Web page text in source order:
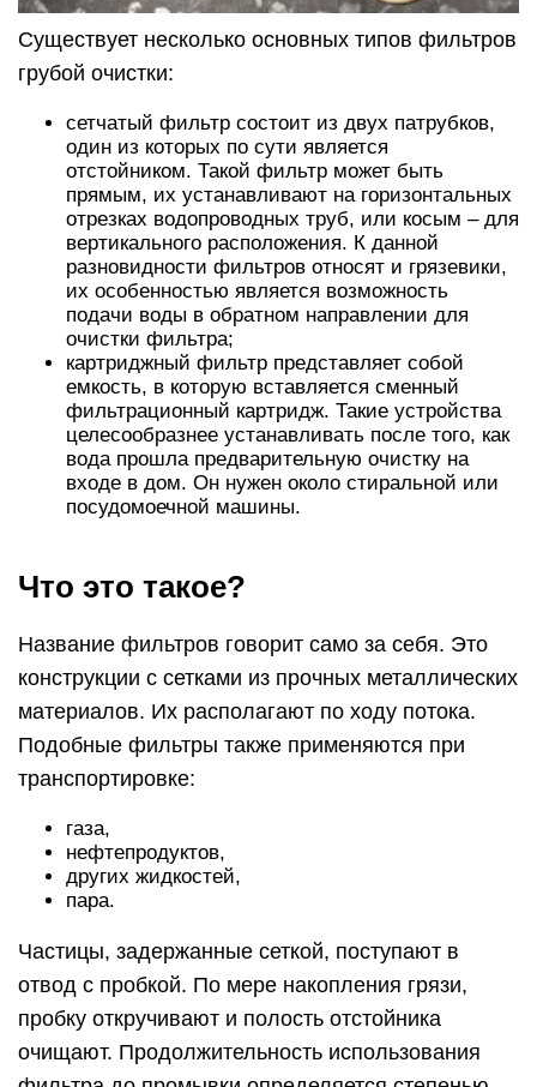
Существует несколько основных типов фильтров
грубой очистки:
сетчатый фильтр состоит из двух патрубков,
один из которых по сути является
отстойником. Такой фильтр может быть
прямым, их устанавливают на горизонтальных
отрезках водопроводных труб, или косым – для
вертикального расположения. К данной
разновидности фильтров относят и грязевики,
их особенностью является возможность
подачи воды в обратном направлении для
очистки фильтра;
картриджный фильтр представляет собой
емкость, в которую вставляется сменный
фильтрационный картридж. Такие устройства
целесообразнее устанавливать после того, как
вода прошла предварительную очистку на
входе в дом. Он нужен около стиральной или
посудомоечной машины.
Что это такое?
Название фильтров говорит само за себя. Это
конструкции с сетками из прочных металлических
материалов. Их располагают по ходу потока.
Подобные фильтры также применяются при
транспортировке:
газа,
нефтепродуктов,
других жидкостей,
пара.
Частицы, задержанные сеткой, поступают в
отвод с пробкой. По мере накопления грязи,
пробку откручивают и полость отстойника
очищают. Продолжительность использования